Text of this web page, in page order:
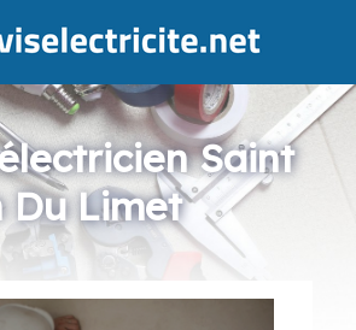
Saint
Du Limet